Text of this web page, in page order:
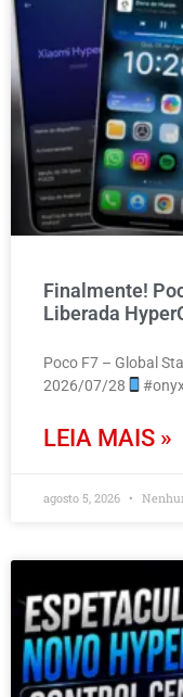
Finalmente!
Liberada
Poco F7 – Global
2026/07/28
LEIA MAIS »
agosto 5, 2026